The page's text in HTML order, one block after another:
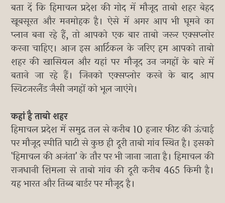
बता दें कि हिमाचल प्रदेश की गोद में मौजूद ताबो शहर बेहद
खूबसूरत और मनमोहक है। ऐसे में अगर आप भी घूमने का
प्लान बना रहे हैं, तो आपको एक बार ताबो जरूर एक्सप्लोर
करना चाहिए। आज इस आर्टिकल के जरिए हम आपको ताबो
शहर की खासियल और यहां पर मौजूद उन जगहों के बारे में
बताने जा रहे हैं। जिनको एक्सप्लोर करने के बाद आप
स्विटजरलैंड जैसी जगहों को भूल जाएंगे।
कहां है ताबो शहर
हिमाचल प्रदेश में समुद्र तल से करीब 10 हजार फीट की ऊंचाई
पर मौजूद स्पीति घाटी से कुछ ही दूरी ताबो गांव स्थित है। इसको
'हिमाचल की अजंता' के तौर पर भी जाना जाता है। हिमाचल की
राजधानी शिमला से ताबो गांव की दूरी करीब 465 किमी है।
यह भारत और तिब्ब बार्डर पर मौजूद है।